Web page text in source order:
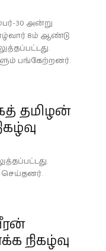
30 அன்று
8ம் ஆண்டு
பங்கேற்றனர்.
தமிழன்
செய்தனர்.
நிகழ்வு